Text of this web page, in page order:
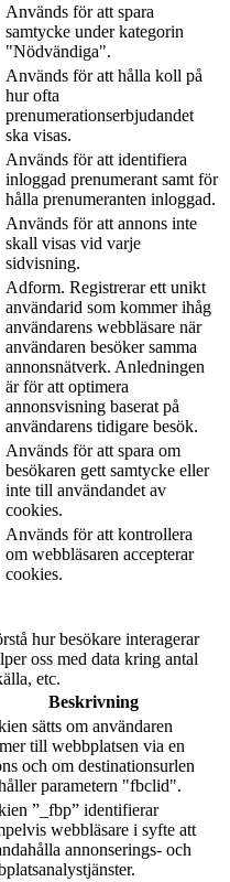
Används för att spara
samtycke under kategorin
"Nödvändiga".
Används för att hålla koll på
hur ofta
prenumerationserbjudandet
ska visas.
Används för att identifiera
inloggad prenumerant samt för
hålla prenumeranten inloggad.
Används för att annons inte
skall visas vid varje
sidvisning.
Adform. Registrerar ett unikt
användarid som kommer ihåg
användarens webbläsare när
användaren besöker samma
annonsnätverk. Anledningen
är för att optimera
annonsvisning baserat på
användarens tidigare besök.
Används för att spara om
besökaren gett samtycke eller
inte till användandet av
cookies.
Används för att kontrollera
om webbläsaren accepterar
cookies.
hur besökare interagerar
oss med data kring antal
etc.
Beskrivning
sätts om användaren
till webbplatsen via en
och om destinationsurlen
parametern "fbclid".
”_fbp” identifierar
webbläsare i syfte att
annonserings- och